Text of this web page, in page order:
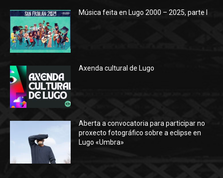
Música feita en Lugo 2000 – 2025, parte I
Axenda cultural de Lugo
Aberta a convocatoria para participar no
proxecto fotográfico sobre a eclipse en
Lugo «Umbra»